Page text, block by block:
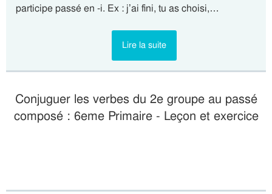
participe passé en -i. Ex : j’ai fini, tu as choisi,…
Lire la suite
Conjuguer les verbes du 2e groupe au passé
composé : 6eme Primaire - Leçon et exercice